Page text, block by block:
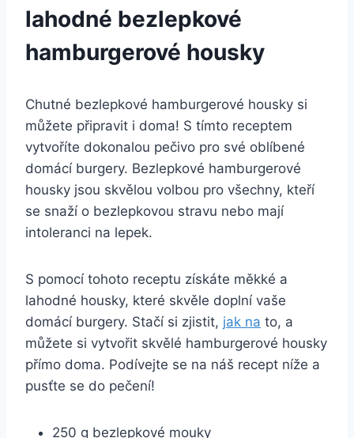
lahodné⁣ bezlepkové
hamburgerové housky
Chutné ‌bezlepkové hamburgerové housky si
‍můžete připravit i ‍doma! ‍S tímto​ receptem
vytvoříte dokonalou pečivo pro ⁣své oblíbené
domácí burgery. Bezlepkové hamburgerové
housky​ jsou​ skvělou volbou pro všechny, kteří
se snaží o ​bezlepkovou stravu nebo mají‍
intoleranci na lepek.
S pomocí tohoto receptu získáte měkké a
lahodné housky, které skvěle doplní vaše
domácí burgery. Stačí⁢ si zjistit,​ jak na ‍to, a
můžete⁣ si​ vytvořit skvělé hamburgerové housky
přímo doma. Podívejte se na náš recept níže a
pusťte se do pečení!
250 g bezlepkové mouky